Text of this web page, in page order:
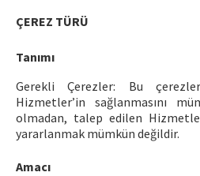
ÇEREZ TÜRÜ
Tanımı
Gerekli Çerezler: Bu
Hizmetler’in sağlanmasını
olmadan, talep edilen
yararlanmak mümkün değildir.
Amacı